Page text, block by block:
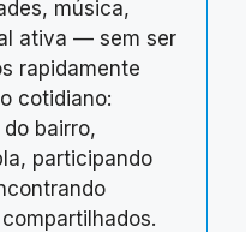
música,
ativa — sem ser
rapidamente
cotidiano:
bairro,
participando